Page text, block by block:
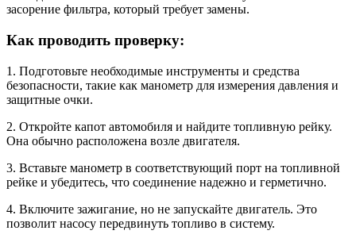
засорение фильтра, который требует замены.
Как проводить проверку:
1. Подготовьте необходимые инструменты и средства
безопасности, такие как манометр для измерения давления и
защитные очки.
2. Откройте капот автомобиля и найдите топливную рейку.
Она обычно расположена возле двигателя.
3. Вставьте манометр в соответствующий порт на топливной
рейке и убедитесь, что соединение надежно и герметично.
4. Включите зажигание, но не запускайте двигатель. Это
позволит насосу передвинуть топливо в систему.